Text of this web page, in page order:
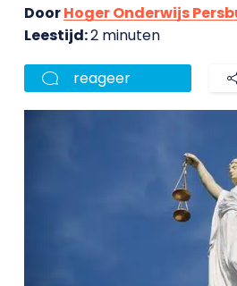
DoorHoger Onderwijs
Leestijd:2 minuten
reageer